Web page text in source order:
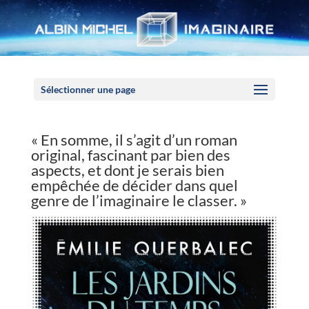
Sélectionner une page
« En somme, il s’agit d’un roman
original, fascinant par bien des
aspects, et dont je serais bien
empêchée de décider dans quel
genre de l’imaginaire le classer. »
Panneau de gestion des cookies